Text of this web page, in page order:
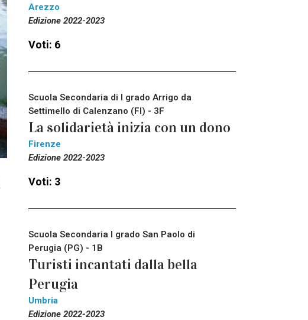
Arezzo
Edizione 2022-2023
Voti: 6
Scuola Secondaria di I grado Arrigo da
Settimello di Calenzano (FI) - 3F
La solidarietà inizia con un dono
Firenze
Edizione 2022-2023
Voti: 3
Scuola Secondaria I grado San Paolo di
Perugia (PG) - 1B
Turisti incantati dalla bella
Perugia
Umbria
Edizione 2022-2023